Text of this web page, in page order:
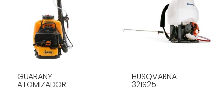
GUARANY –
ATOMIZADOR
HUSQVARNA –
321S25 -